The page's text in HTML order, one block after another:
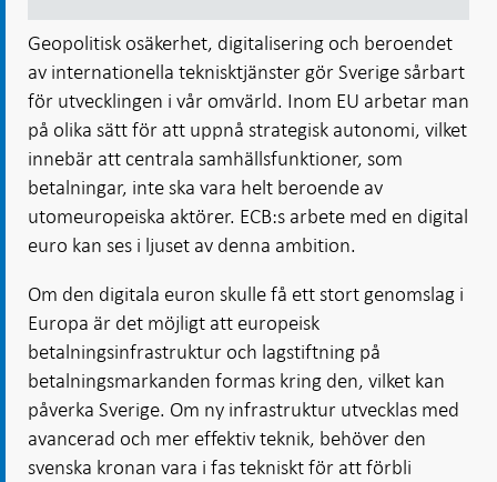
Geopolitisk osäkerhet, digitalisering och beroendet
av internationella teknisktjänster gör Sverige sårbart
för utvecklingen i vår omvärld. Inom EU arbetar man
på olika sätt för att uppnå strategisk autonomi, vilket
innebär att centrala samhällsfunktioner, som
betalningar, inte ska vara helt beroende av
utomeuropeiska aktörer. ECB:s arbete med en digital
euro kan ses i ljuset av denna ambition.
Om den digitala euron skulle få ett stort genomslag i
Europa är det möjligt att europeisk
betalningsinfrastruktur och lagstiftning på
betalningsmarkanden formas kring den, vilket kan
påverka Sverige. Om ny infrastruktur utvecklas med
avancerad och mer effektiv teknik, behöver den
svenska kronan vara i fas tekniskt för att förbli